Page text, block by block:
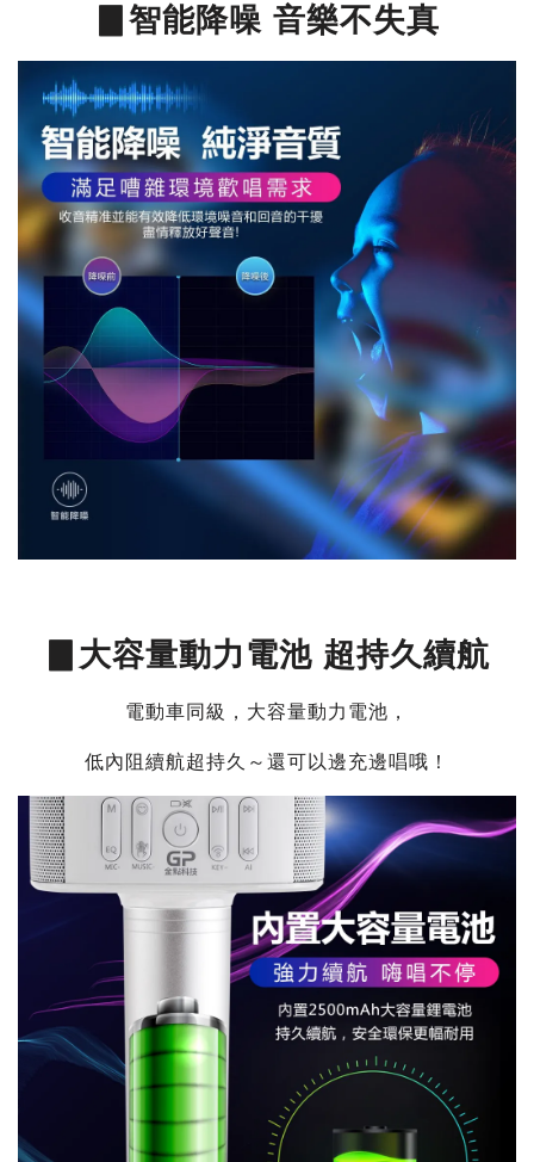
▊智能降噪 音樂不失真
▊大容量動力電池 超持久續航
電動車同級，大容量動力電池，
低內阻續航超持久～還可以邊充邊唱哦！